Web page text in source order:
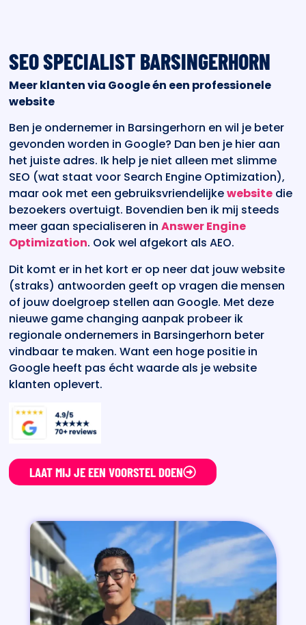
SEO SPECIALIST BARSINGERHORN
Meer klanten via Google én een professionele
website
Ben je ondernemer in Barsingerhorn en wil je beter
gevonden worden in Google? Dan ben je hier aan
het juiste adres. Ik help je niet alleen met slimme
SEO (wat staat voor Search Engine Optimization),
maar ook met een gebruiksvriendelijkewebsite die
bezoekers overtuigt. Bovendien ben ik mij steeds
meer gaan specialiseren inAnswer Engine
Optimization. Ook wel afgekort als AEO.
Dit komt er in het kort er op neer dat jouw website
(straks) antwoorden geeft op vragen die mensen
of jouw doelgroep stellen aan Google. Met deze
nieuwe game changing aanpak probeer ik
regionale ondernemers in Barsingerhorn beter
vindbaar te maken. Want een hoge positie in
Google heeft pas écht waarde als je website
klanten oplevert.
LAAT MIJ JE EEN VOORSTEL DOEN